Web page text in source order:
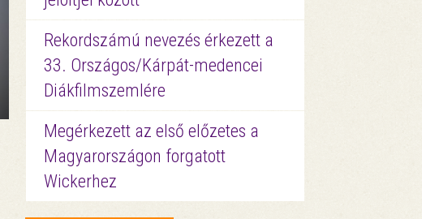
Rekordszámú nevezés érkezett a
33. Országos/Kárpát-medencei
Diákfilmszemlére
Megérkezett az első előzetes a
Magyarországon forgatott
Wickerhez